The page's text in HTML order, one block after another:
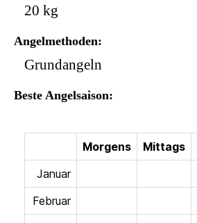
20 kg
Angelmethoden
Grundangeln
Beste Angelsaison
Morgens Mittags
Januar
Februar